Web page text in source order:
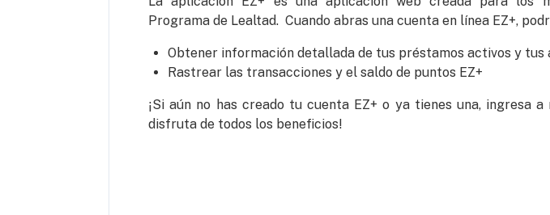
Programa de Lealtad. Cuando abras una cuenta en línea EZ+,
Obtener información detallada de tus préstamos activos y tus
Rastrear las transacciones y el saldo de puntos EZ+
¡Si aún no has creado tu cuenta EZ+ o ya tienes una, ingresa
disfruta de todos los beneficios!